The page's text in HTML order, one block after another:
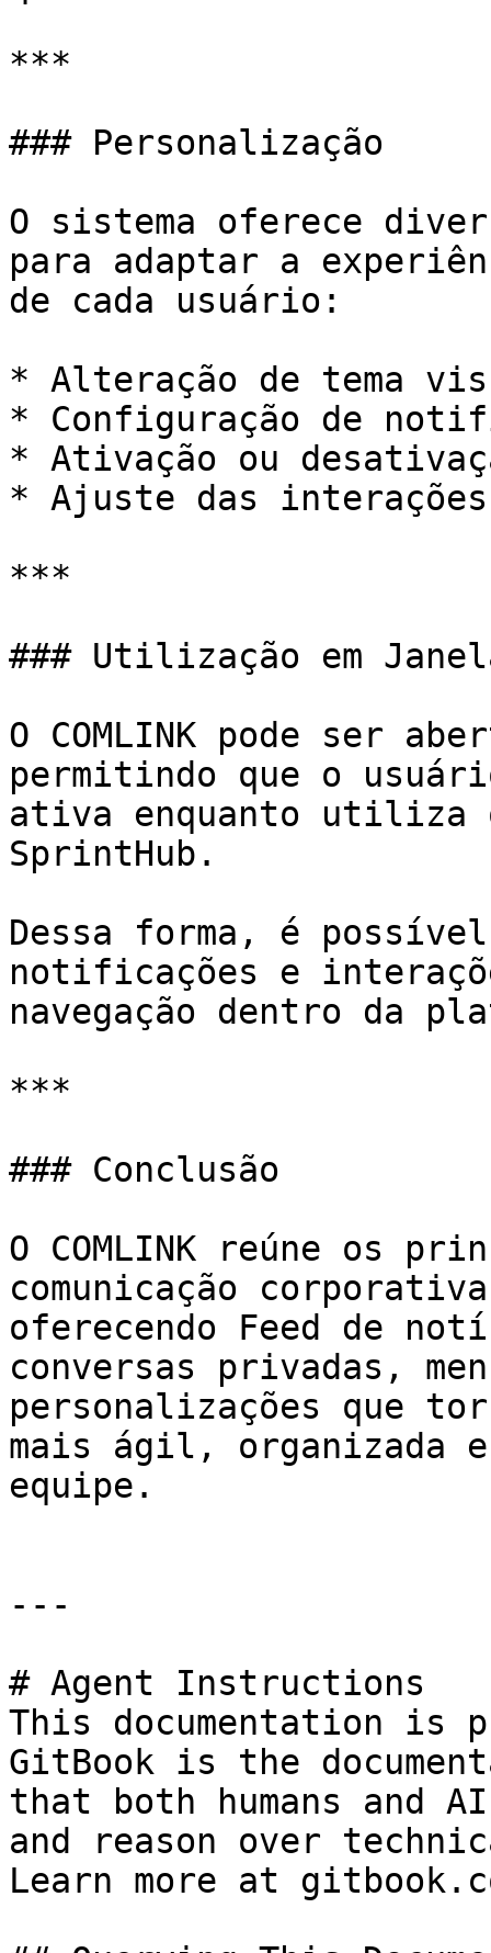
***
### Personalização
O sistema oferece
para adaptar a
de cada usuário:
* Alteração de tema
* Configuração de
* Ativação ou
* Ajuste das
***
### Utilização em
O COMLINK pode ser
permitindo que o
ativa enquanto utiliza
SprintHub.
Dessa forma, é possível
notificações e
navegação dentro da
***
### Conclusão
O COMLINK reúne os
comunicação
oferecendo Feed de
conversas privadas,
personalizações que
mais ágil, organizada
equipe.
---
# Agent Instructions
This documentation is
GitBook is the
that both humans and
and reason over
Learn more at